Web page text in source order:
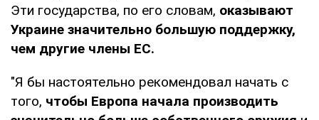
Эти государства, по его словам, оказывают
Украине значительно большую поддержку,
чем другие члены ЕС.
"Я бы настоятельно рекомендовал начать с
того, чтобы Европа начала производить